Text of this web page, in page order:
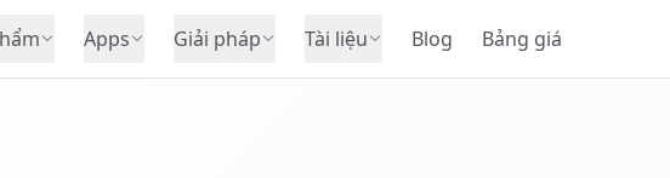
Apps Giải pháp Tài liệu Blog Bảng giá